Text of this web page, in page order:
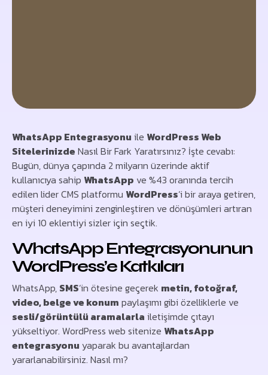
WhatsApp Entegrasyonu ile WordPress Web
Sitelerinizde Nasıl Bir Fark Yaratırsınız? İşte cevabı:
Bugün, dünya çapında 2 milyarın üzerinde aktif
kullanıcıya sahip WhatsApp ve %43 oranında tercih
edilen lider CMS platformu WordPress‘i bir araya getiren,
müşteri deneyimini zenginleştiren ve dönüşümleri artıran
en iyi 10 eklentiyi sizler için seçtik.
WhatsApp Entegrasyonunun
WordPress’e Katkıları
WhatsApp, SMS‘in ötesine geçerek metin, fotoğraf,
video, belge ve konum paylaşımı gibi özelliklerle ve
sesli/görüntülü aramalarla iletişimde çıtayı
yükseltiyor. WordPress web sitenize WhatsApp
entegrasyonu yaparak bu avantajlardan
yararlanabilirsiniz. Nasıl mı?